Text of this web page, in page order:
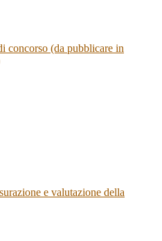
concorso (da pubblicare in
e valutazione della